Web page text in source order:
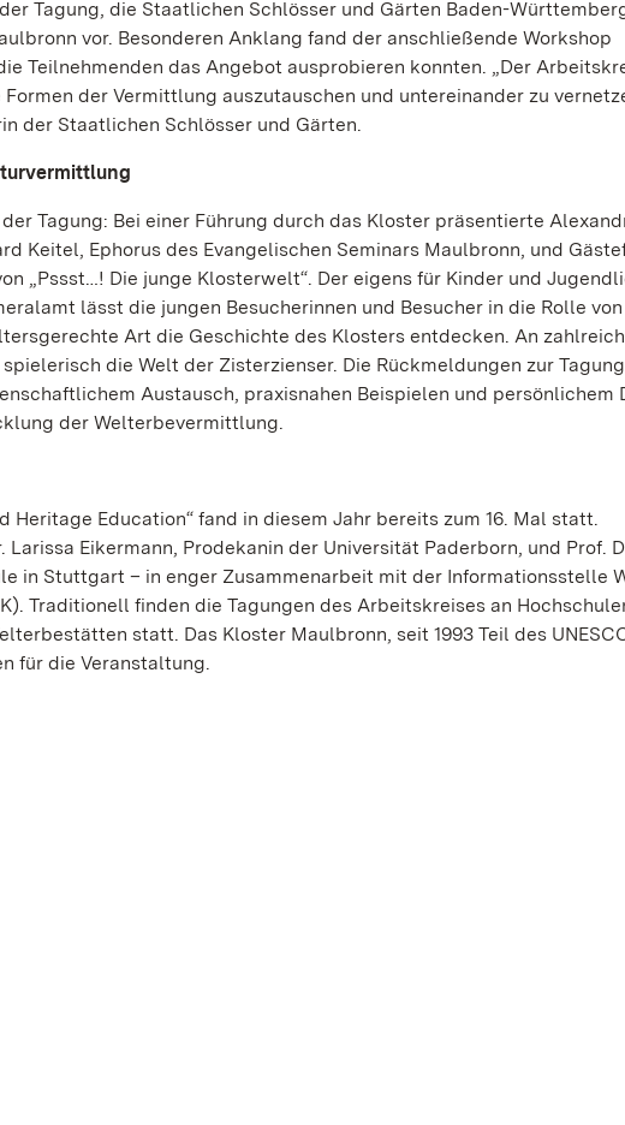
Tagung, die Staatlichen Schlösser und Gärten Baden-
vor. Besonderen Anklang fand der anschließende Workshop
Teilnehmenden das Angebot ausprobieren konnten. „Der
der Vermittlung auszutauschen und untereinander zu
der Staatlichen Schlösser und Gärten.
Tagung: Bei einer Führung durch das Kloster präsentierte
Keitel, Ephorus des Evangelischen Seminars Maulbronn, und
„Pssst…! Die junge Klosterwelt“. Der eigens für Kinder und
lässt die jungen Besucherinnen und Besucher in die Rolle von
Art die Geschichte des Klosters entdecken. An
die Welt der Zisterzienser. Die Rückmeldungen zur
Austausch, praxisnahen Beispielen und persönlichem
der Welterbevermittlung.
Heritage Education“ fand in diesem Jahr bereits zum 16. Mal statt.
Eikermann, Prodekanin der Universität Paderborn, und Prof.
in Stuttgart – in enger Zusammenarbeit mit der Informationsstelle
Traditionell finden die Tagungen des Arbeitskreises an
statt. Das Kloster Maulbronn, seit 1993 Teil des
für die Veranstaltung.